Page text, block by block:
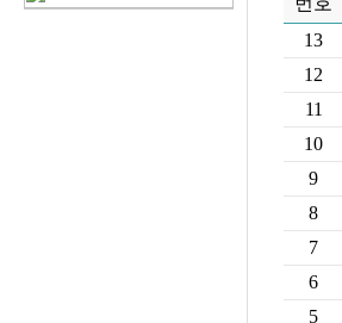
13
12
11
10
9
8
7
6
5